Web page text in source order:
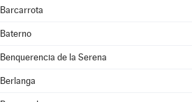
Barcarrota
Baterno
Benquerencia de la Serena
Berlanga